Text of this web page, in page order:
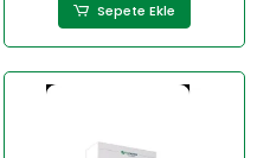
Sepete Ekle